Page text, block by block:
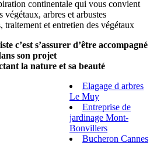
continentale qui vous convient
végétaux, arbres et arbustes
traitement et entretien des végétaux
c’est s’assurer d’être accompagné
son projet
la nature et sa beauté
Elagage d arbres
Le Muy
Entreprise de
jardinage Mont-
Bonvillers
Bucheron Cannes